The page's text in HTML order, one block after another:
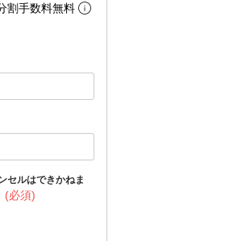
割手数料無料
セルはできかねま
(必須)